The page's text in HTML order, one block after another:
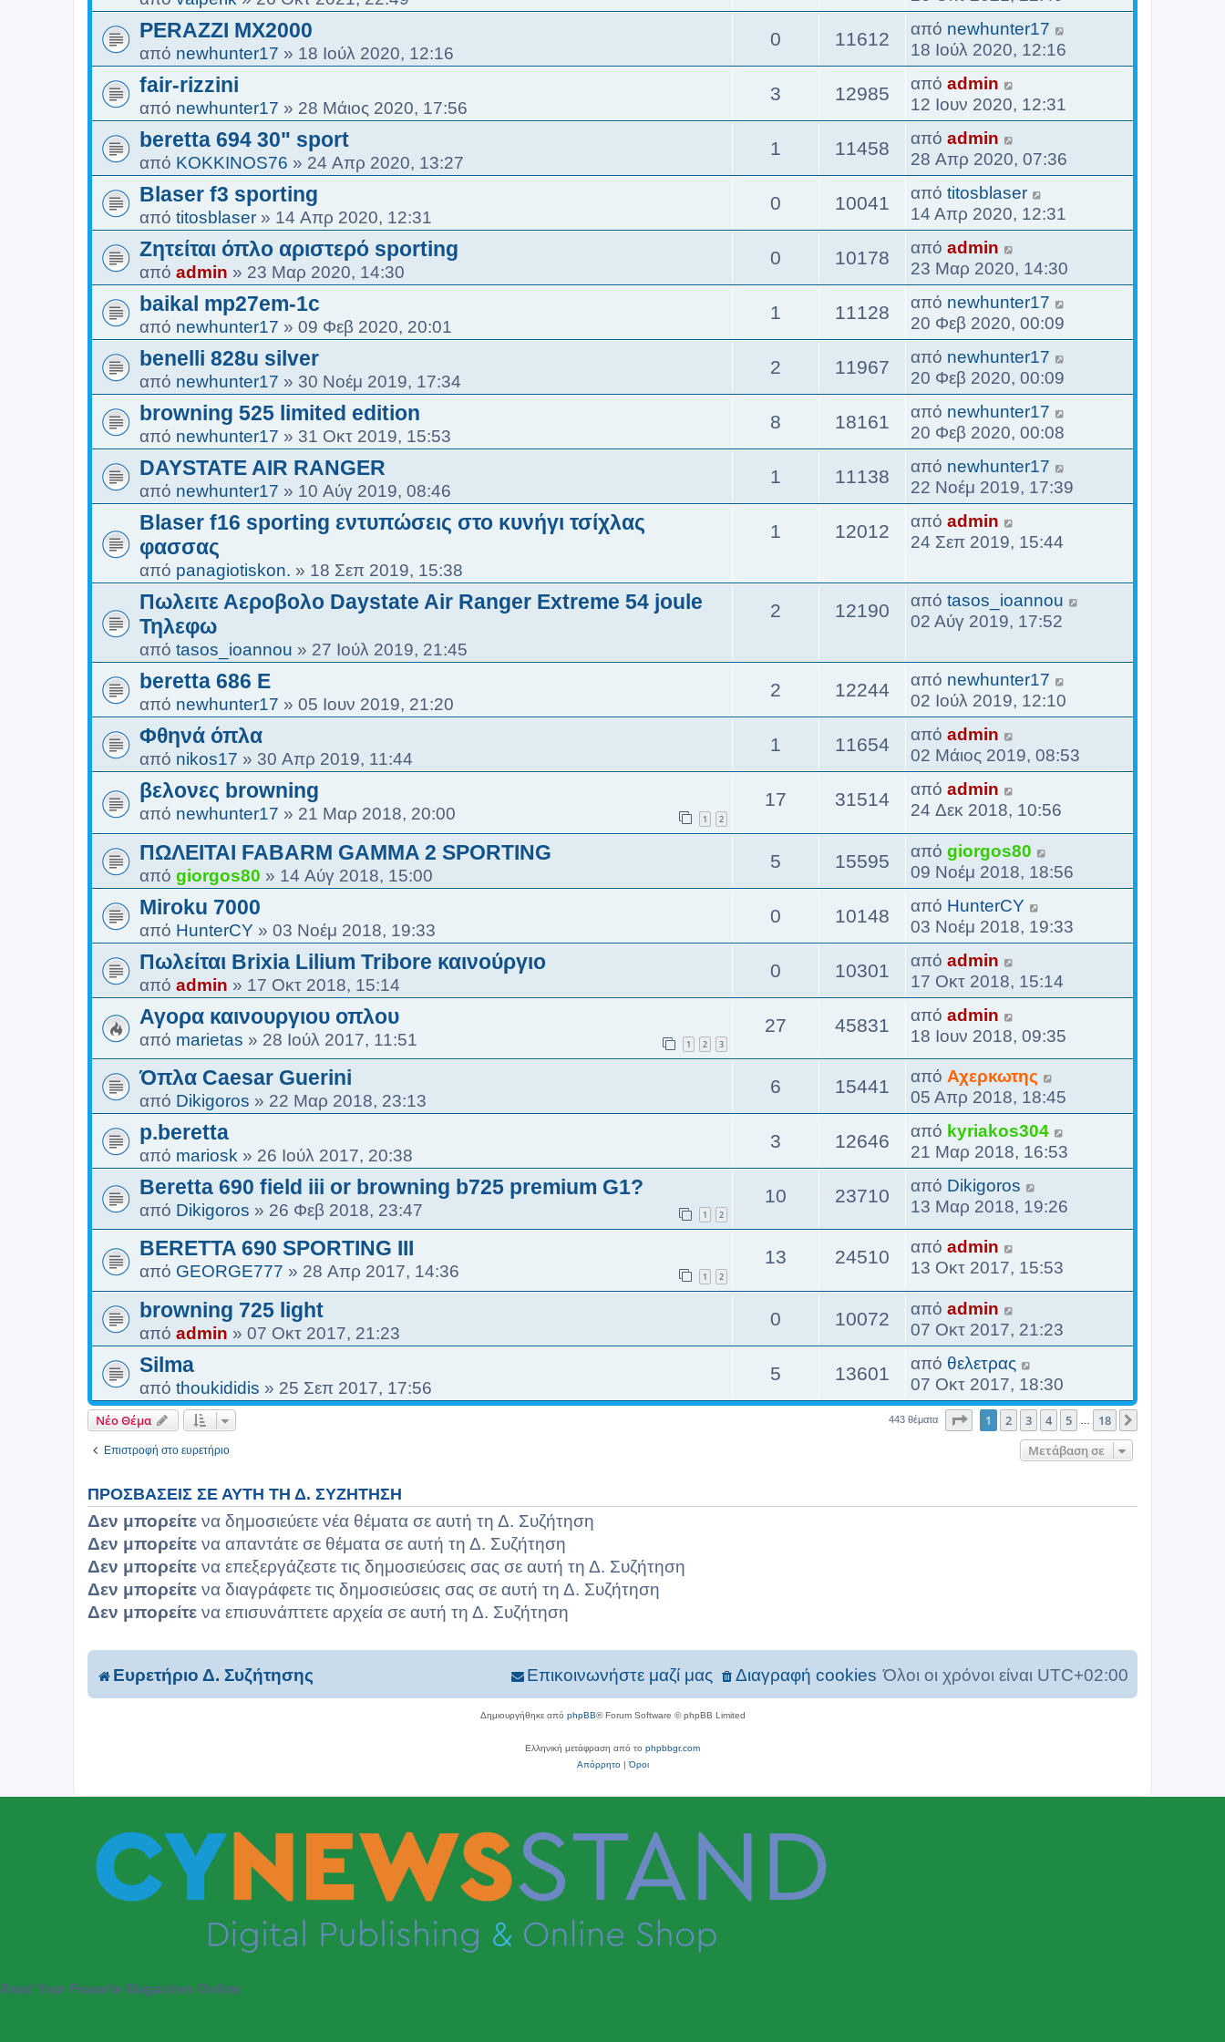
PERAZZI MX2000
από newhunter17 » 18 Ιούλ 2020, 12:16
0 11612 από newhunter17
18 Ιούλ 2020, 12:16
fair-rizzini
από newhunter17 » 28 Μάιος 2020, 17:56
3 12985 από admin
12 Ιουν 2020, 12:31
beretta 694 30" sport
από KOKKINOS76 » 24 Απρ 2020, 13:27
1 11458 από admin
28 Απρ 2020, 07:36
Blaser f3 sporting
από titosblaser » 14 Απρ 2020, 12:31
0 10041 από titosblaser
14 Απρ 2020, 12:31
Ζητείται όπλο αριστερό sporting
από admin » 23 Μαρ 2020, 14:30
0 10178 από admin
23 Μαρ 2020, 14:30
baikal mp27em-1c
από newhunter17 » 09 Φεβ 2020, 20:01
1 11128 από newhunter17
20 Φεβ 2020, 00:09
benelli 828u silver
από newhunter17 » 30 Νοέμ 2019, 17:34
2 11967 από newhunter17
20 Φεβ 2020, 00:09
browning 525 limited edition
από newhunter17 » 31 Οκτ 2019, 15:53
8 18161 από newhunter17
20 Φεβ 2020, 00:08
DAYSTATE AIR RANGER
από newhunter17 » 10 Αύγ 2019, 08:46
1 11138 από newhunter17
22 Νοέμ 2019, 17:39
Blaser f16 sporting εντυπώσεις στο κυνήγι τσίχλας
φασσας
από panagiotiskon. » 18 Σεπ 2019, 15:38
1 12012 από admin
24 Σεπ 2019, 15:44
Πωλειτε Αεροβολο Daystate Air Ranger Extreme 54 joule
Τηλεφω
από tasos_ioannou » 27 Ιούλ 2019, 21:45
2 12190 από tasos_ioannou
02 Αύγ 2019, 17:52
beretta 686 E
από newhunter17 » 05 Ιουν 2019, 21:20
2 12244 από newhunter17
02 Ιούλ 2019, 12:10
Φθηνά όπλα
από nikos17 » 30 Απρ 2019, 11:44
1 11654 από admin
02 Μάιος 2019, 08:53
βελονες browning
από newhunter17 » 21 Μαρ 2018, 20:00 1 2
17 31514 από admin
24 Δεκ 2018, 10:56
ΠΩΛΕΙΤΑΙ FABARM GAMMA 2 SPORTING
από giorgos80 » 14 Αύγ 2018, 15:00
5 15595 από giorgos80
09 Νοέμ 2018, 18:56
Miroku 7000
από HunterCY » 03 Νοέμ 2018, 19:33
0 10148 από HunterCY
03 Νοέμ 2018, 19:33
Πωλείται Brixia Lilium Tribore καινούργιο
από admin » 17 Οκτ 2018, 15:14
0 10301 από admin
17 Οκτ 2018, 15:14
Αγορα καινουργιου οπλου
από marietas » 28 Ιούλ 2017, 11:51 1 2 3
27 45831 από admin
18 Ιουν 2018, 09:35
Όπλα Caesar Guerini
από Dikigoros » 22 Μαρ 2018, 23:13
6 15441 από Αχερκωτης
05 Απρ 2018, 18:45
p.beretta
από mariosk » 26 Ιούλ 2017, 20:38
3 12646 από kyriakos304
21 Μαρ 2018, 16:53
Beretta 690 field iii or browning b725 premium G1?
από Dikigoros » 26 Φεβ 2018, 23:47 1 2
10 23710 από Dikigoros
13 Μαρ 2018, 19:26
BERETTA 690 SPORTING III
από GEORGE777 » 28 Απρ 2017, 14:36 1 2
13 24510 από admin
13 Οκτ 2017, 15:53
browning 725 light
από admin » 07 Οκτ 2017, 21:23
0 10072 από admin
07 Οκτ 2017, 21:23
Silma
από thoukididis » 25 Σεπ 2017, 17:56
5 13601 από θελετρας
07 Οκτ 2017, 18:30
Νέο Θέμα 443 θέματα Σελίδα1 από 18
1 2 3 4 5 18
Επιστροφή στο ευρετήριο Μετάβαση σε
ΠΡΟΣΒΆΣΕΙΣ ΣΕ ΑΥΤΉ ΤΗ Δ. ΣΥΖΉΤΗΣΗ
Δεν μπορείτε να δημοσιεύετε νέα θέματα σε αυτή τη Δ. Συζήτηση
Δεν μπορείτε να απαντάτε σε θέματα σε αυτή τη Δ. Συζήτηση
Δεν μπορείτε να επεξεργάζεστε τις δημοσιεύσεις σας σε αυτή τη Δ. Συζήτηση
Δεν μπορείτε να διαγράφετε τις δημοσιεύσεις σας σε αυτή τη Δ. Συζήτηση
Δεν μπορείτε να επισυνάπτετε αρχεία σε αυτή τη Δ. Συζήτηση
Ευρετήριο Δ. Συζήτησης Όλοι οι χρόνοι είναι UTC+02:00
Διαγραφή cookies
Επικοινωνήστε μαζί μας
Δημιουργήθηκε από phpBB® Forum Software © phpBB Limited
Ελληνική μετάφραση από το phpbbgr.com
Απόρρητο|Όροι
Read Your Favorite Magazines Online